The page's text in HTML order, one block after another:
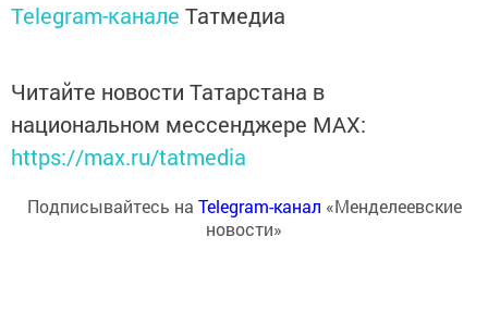
Telegram-канале Татмедиа
Читайте новости Татарстана в
национальном мессенджере MАХ:
https://max.ru/tatmedia
Подписывайтесь на Telegram-канал «Менделеевские
новости»